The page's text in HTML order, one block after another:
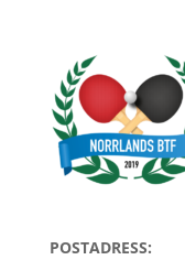
POSTADRESS: